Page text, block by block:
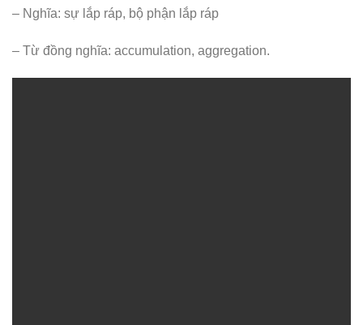
– Nghĩa: sự lắp ráp, bộ phận lắp ráp
– Từ đồng nghĩa: accumulation, aggregation.